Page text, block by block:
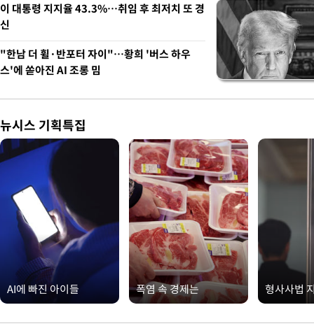
이 대통령 지지율 43.3%…취임 후 최저치 또 경
신
"한남 더 휠·반포터 자이"…황희 '버스 하우
스'에 쏟아진 AI 조롱 밈
뉴시스 기획특집
AI에 빠진 아이들 폭염 속 경제는 형사사법